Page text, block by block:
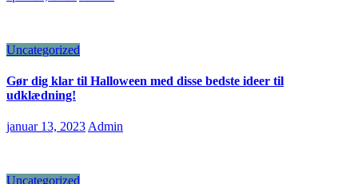
Uncategorized
Gør dig klar til Halloween med disse bedste ideer til
udklædning!
januar 13, 2023 Admin
Uncategorized